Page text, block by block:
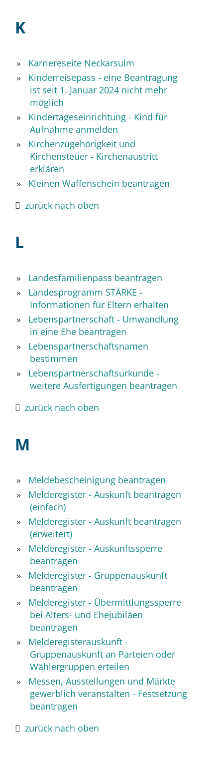
K
Karriereseite Neckarsulm
Kinderreisepass - eine Beantragung
ist seit 1. Januar 2024 nicht mehr
möglich
Kindertageseinrichtung - Kind für
Aufnahme anmelden
Kirchenzugehörigkeit und
Kirchensteuer - Kirchenaustritt
erklären
Kleinen Waffenschein beantragen
zurück nach oben
L
Landesfamilienpass beantragen
Landesprogramm STÄRKE -
Informationen für Eltern erhalten
Lebenspartnerschaft - Umwandlung
in eine Ehe beantragen
Lebenspartnerschaftsnamen
bestimmen
Lebenspartnerschaftsurkunde -
weitere Ausfertigungen beantragen
zurück nach oben
M
Meldebescheinigung beantragen
Melderegister - Auskunft beantragen
(einfach)
Melderegister - Auskunft beantragen
(erweitert)
Melderegister - Auskunftssperre
beantragen
Melderegister - Gruppenauskunft
beantragen
Melderegister - Übermittlungssperre
bei Alters- und Ehejubiläen
beantragen
Melderegisterauskunft -
Gruppenauskunft an Parteien oder
Wählergruppen erteilen
Messen, Ausstellungen und Märkte
gewerblich veranstalten - Festsetzung
beantragen
zurück nach oben